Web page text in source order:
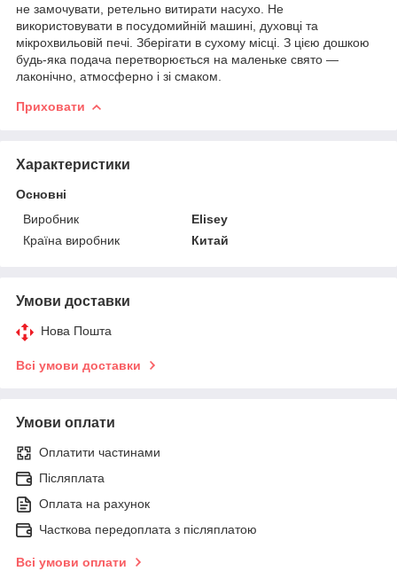
не замочувати, ретельно витирати насухо. Не
використовувати в посудомийній машині, духовці та
мікрохвильовій печі. Зберігати в сухому місці. З цією дошкою
будь-яка подача перетворюється на маленьке свято —
лаконічно, атмосферно і зі смаком.
Приховати
Характеристики
Основні
Виробник
Elisey
Країна виробник
Китай
Умови доставки
Нова Пошта
Всі умови доставки
Умови оплати
Оплатити частинами
Післяплата
Оплата на рахунок
Часткова передоплата з післяплатою
Всі умови оплати